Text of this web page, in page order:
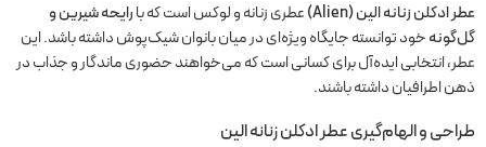
عطر ادکلن زنانه الین (Alien) عطری زنانه و لوکس است که بارایحه شیرین و
گل‌گونهخود توانسته جایگاه ویژه‌ای در میان بانوان شیک‌پوش داشته باشد. این
عطر، انتخابی ایده‌آل برای کسانی است که می‌خواهند حضوری ماندگار و جذاب در
ذهن اطرافیان داشته باشند.
طراحی و الهام‌گیریعطر ادکلن زنانه الین